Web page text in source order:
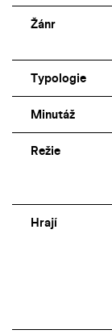
Žánr
Typologie
Minutáž
Režie
Hrají